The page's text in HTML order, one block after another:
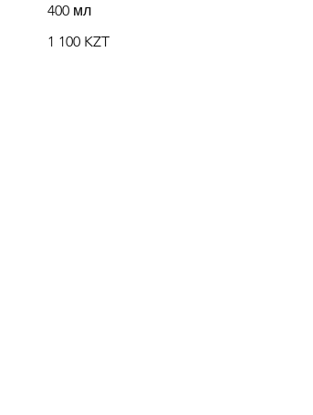
400 мл
1 100 KZT